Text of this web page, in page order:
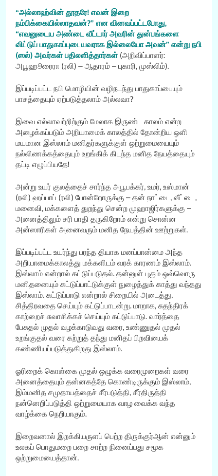
“அல்லாஹ்வின் தூதரே! எவன் இறை
நம்பிக்கையில்லாதவன்?” என வினவப்பட்டபோது,
“எவனுடைய அண்டை வீட்டார் அவரின் துன்பங்களை
விட்டுப் பாதுகாப்புடையவராக இல்லையோ அவன்” என்று நபி
(ஸல்) அவர்கள் பதிலளித்தார்கள் (அறிவிப்பாளர்:
அபூஹூரைரா (ரலி) – ஆதாரம் – புகாரி, முஸ்லிம்).
இப்படிப்பட்ட நபி மொழியின் வழிநடந்து பாதுகாப்பையும்
பாசத்தையும் ஏற்படுத்தலாம் அல்லவா?
இவை எல்லாவற்றிற்கும் மேலாக இருண்ட காலம் என்ற
அழைக்கப்படும் அறியாமைக் காலத்தில் தோன்றிய ஒளி
மயமான இஸ்லாம் மனிதர்களுக்குள் ஒற்றுமையையும்
நல்லிணக்கத்தையும் உறங்கிக் கிடந்த மனித நேயத்தையும்
தட்டி எழுப்பியதே!
அன்று உயர் குலத்தைச் சார்ந்த அபூபக்கர், உமர், உஸ்மான்
(ரலி) ஹப்பாப் (ரலி) போன்றோருக்கு – தன் நாட்டை, வீட்டை,
மனைவி, மக்களைத் துறந்து சென்ற முஹாஜிர்களுக்கு –
அனைத்திலும் சரி பாதி தருகிறோம் என்று சொன்ன
அன்ஸாரிகள் அனைவரும் மனித நேயத்தின் ஊற்றுகள்.
இப்படிப்பட்ட உயர்ந்து பரந்த தியாக மனப்பான்மை அந்த
அறியாமைக்காலத்து மக்களிடம் வரக் காரணம் இஸ்லாம்.
இஸ்லாம் என்றால் கட்டுப்படுதல். தன்னுள் புகும் ஒவ்வொரு
மனிதனையும் கட்டுப்பாட்டுக்குள் நுழைத்துக் காத்து வந்தது
இஸ்லாம். கட்டுப்பாடு என்றால் சிறையில் அடைத்து,
சித்திரவதை செய்யும் கட்டுப்பாடன்று. மாறாக, சுதந்திரக்
காற்றைச் சுவாசிக்கச் செய்யும் கட்டுப்பாடு. வார்த்தை
பேசுதல் முதல் வழக்காடுவது வரை, உண்ணுதல் முதல்
உறங்குதல் வரை கற்றுத் தந்து மனிதப் பிறவியைக்
கண்ணியப்படுத்துகிறது இஸ்லாம்.
ஓரிறைக் கொள்கை முதல் ஒழுக்க வரைமுறைகள் வரை
அனைத்தையும் தன்னகத்தே கொண்டிருக்கும் இஸ்லாம்,
இம்மனித சமுதாயத்தைச் சீர்படுத்தி, சீர்திருத்தி
நன்னெறிப்படுத்தி ஒற்றுமையாக வாழ வைக்க வந்த
வாழ்க்கை நெறியாகும்.
இறைவனால் இறக்கியருளப் பெற்ற திருக்குர்ஆன் என்னும்
உலகப் பொதுமறை பறை சாற்ற நினைப்பது சமூக
ஒற்றுமையைத்தான்.